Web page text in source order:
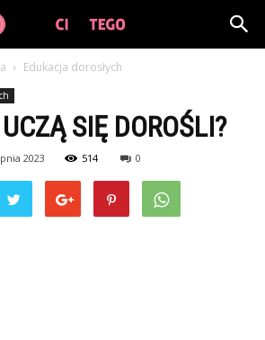
Edukacja dorosłych
SIĘ DOROŚLI?
2023 514 0